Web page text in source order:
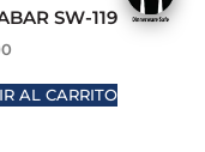
SW-119
AL CARRITO